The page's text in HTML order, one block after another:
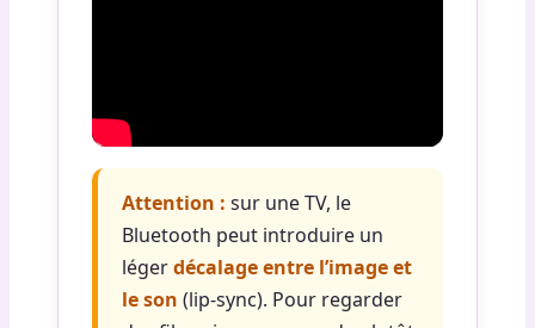
Attention : sur une TV, le
Bluetooth peut introduire un
légerdécalage entre l’image et
le son (lip-sync). Pour regarder